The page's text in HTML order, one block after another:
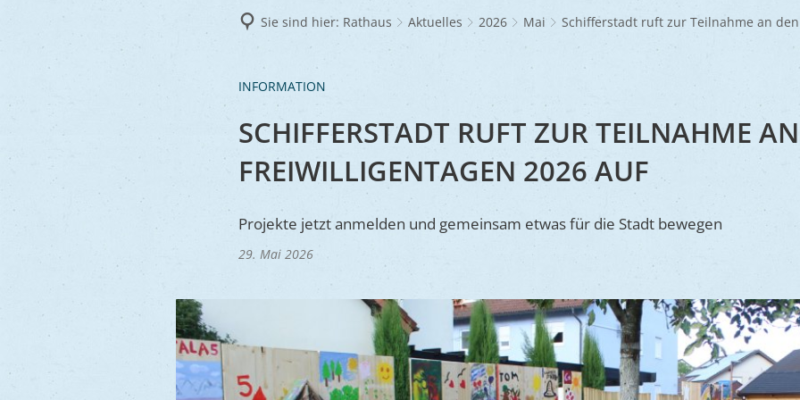
Zucht- und Tierschutz
Laden
Frühlingsmarkt
Ukraine Wir als Arbeitgeber
Sie sind hier: Rathaus Aktuelles 2026 Mai Schifferstadt ruft zur Teilnahme an
INFORMATION
SCHIFFERSTADT RUFT ZUR TEILNAHME
FREIWILLIGENTAGEN 2026 AUF
Projekte jetzt anmelden und gemeinsam etwas für die Stadt bewegen
29. Mai 2026